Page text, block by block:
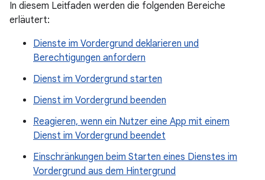
In diesem Leitfaden werden die folgenden Bereiche
erläutert:
Dienste im Vordergrund deklarieren und
Berechtigungen anfordern
Dienst im Vordergrund starten
Dienst im Vordergrund beenden
Reagieren, wenn ein Nutzer eine App mit einem
Dienst im Vordergrund beendet
Einschränkungen beim Starten eines Dienstes im
Vordergrund aus dem Hintergrund